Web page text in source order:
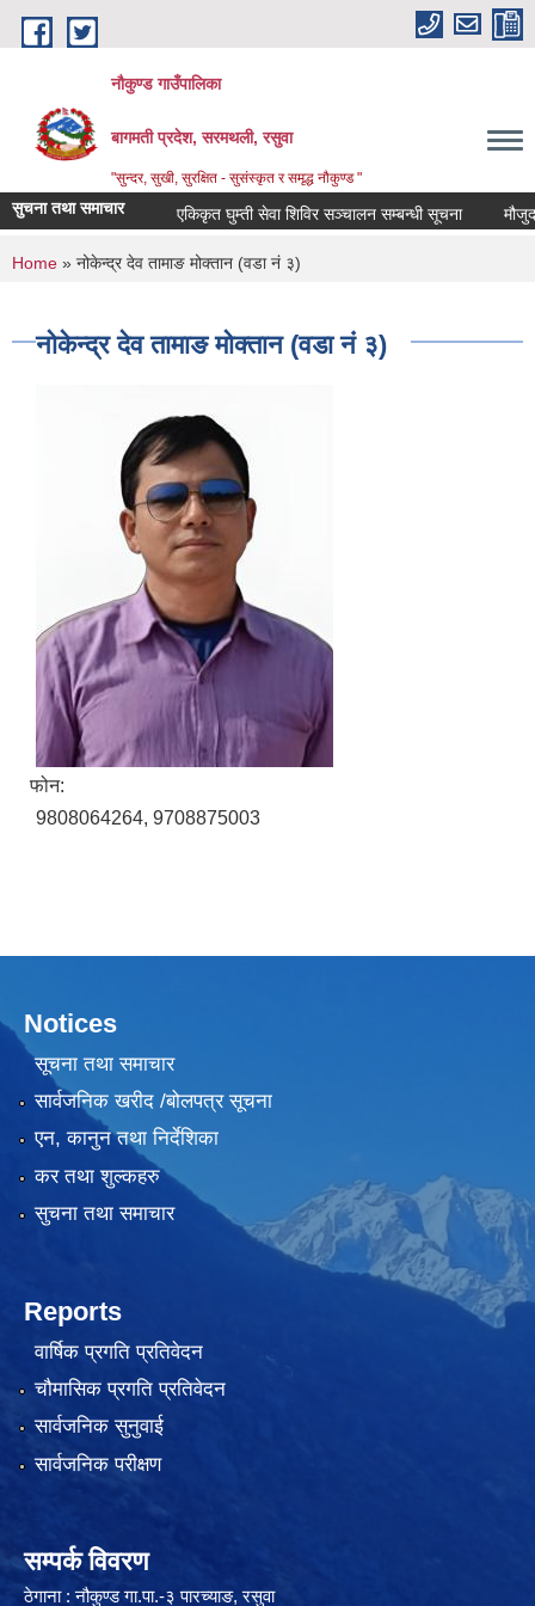
Skip to main content
नौकुण्ड गाउँपालिका
बागमती प्रदेश, सरमथली, रसुवा
"सुन्दर, सुखी, सुरक्षित - सुसंस्कृत र समृद्ध नौकुण्ड "
सुचना तथा समाचार एकिकृत घुम्ती सेवा शिविर सञ्‍चालन सम्बन्धी सूचना
You are here
Home » नोकेन्द्र देव तामाङ मोक्तान (वडा नं ३)
नोकेन्द्र देव तामाङ मोक्तान (वडा नं ३)
फोन:
9808064264, 9708875003
Notices
सूचना तथा समाचार
सार्वजनिक खरीद /बोलपत्र सूचना
एन, कानुन तथा निर्देशिका
कर तथा शुल्कहरु
सुचना तथा समाचार
Reports
वार्षिक प्रगति प्रतिवेदन
चौमासिक प्रगति प्रतिवेदन
सार्वजनिक सुनुवाई
सार्वजनिक परीक्षण
सम्पर्क विवरण
ठेगाना : नौकुण्ड गा.पा.-३ पारच्याङ, रसुवा